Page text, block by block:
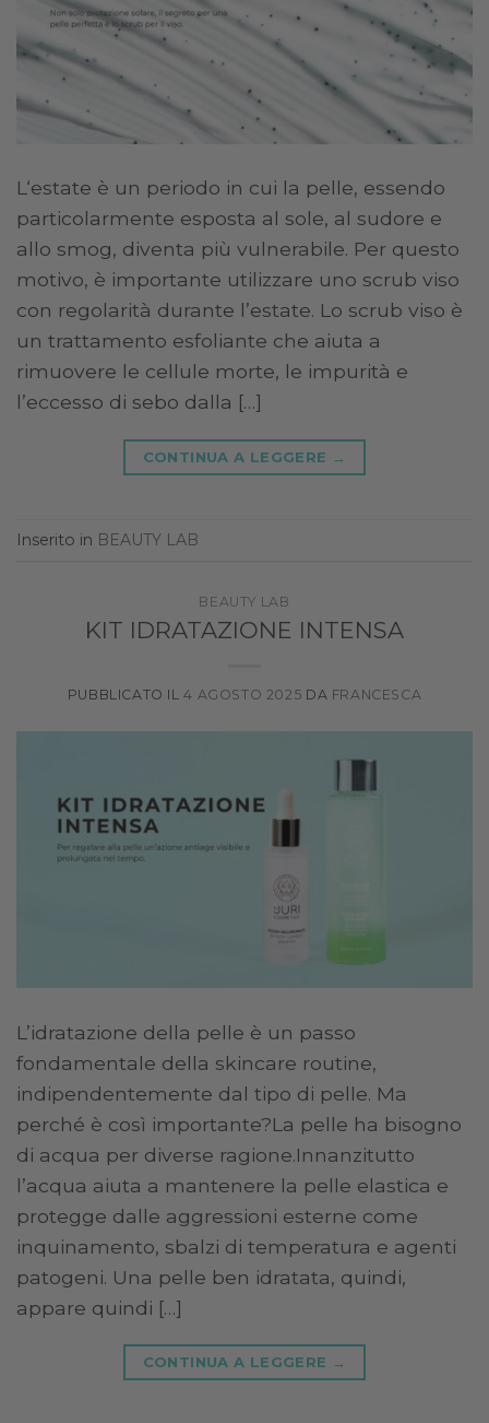
L‘estate è un periodo in cui la pelle, essendo
particolarmente esposta al sole, al sudore e
allo smog, diventa più vulnerabile. Per questo
motivo, è importante utilizzare uno scrub viso
con regolarità durante l’estate. Lo scrub viso è
un trattamento esfoliante che aiuta a
rimuovere le cellule morte, le impurità e
l’eccesso di sebo dalla […]
CONTINUA A LEGGERE →
Inserito in BEAUTY LAB
BEAUTY LAB
KIT IDRATAZIONE INTENSA
PUBBLICATO IL4 AGOSTO 2025 DA FRANCESCA
L’idratazione della pelle è un passo
fondamentale della skincare routine,
indipendentemente dal tipo di pelle. Ma
perché è così importante?La pelle ha bisogno
di acqua per diverse ragione.Innanzitutto
l’acqua aiuta a mantenere la pelle elastica e
protegge dalle aggressioni esterne come
inquinamento, sbalzi di temperatura e agenti
patogeni. Una pelle ben idratata, quindi,
appare quindi […]
CONTINUA A LEGGERE →